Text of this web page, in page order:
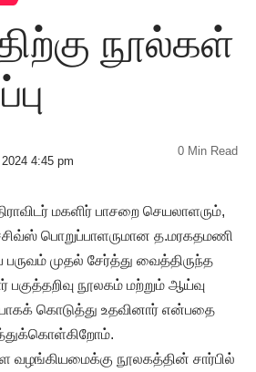
நூல்கள்
4:45 pm
0 Min Read
மகளிர் பாசறை செயலாளரும்,
பொறுப்பாளருமான த.மரகதமணி
முதல் சேர்த்து வைத்திருந்த
பகுத்தறிவு நூலகம் மற்றும் ஆய்வு
கொடுத்து உதவினார் என்பதை
வழங்கியமைக்கு நூலகத்தின் சார்பில்